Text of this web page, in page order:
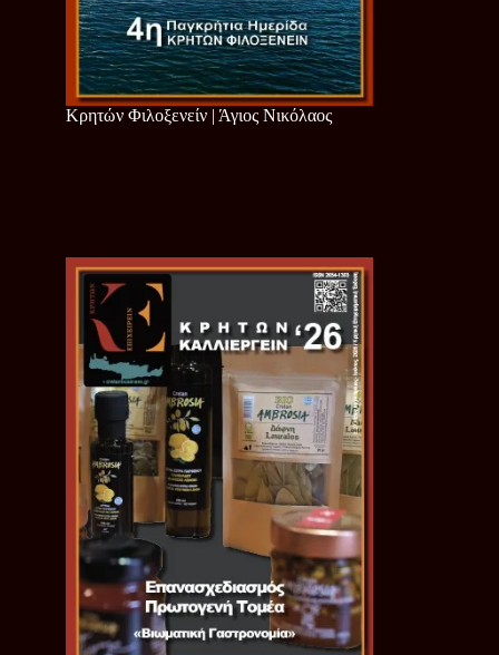
Κρητών Φιλοξενείν | Άγιος Νικόλαος